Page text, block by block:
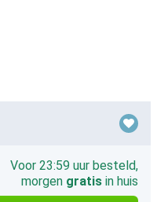
Voor 23:59 uur besteld,
morgen gratis in huis